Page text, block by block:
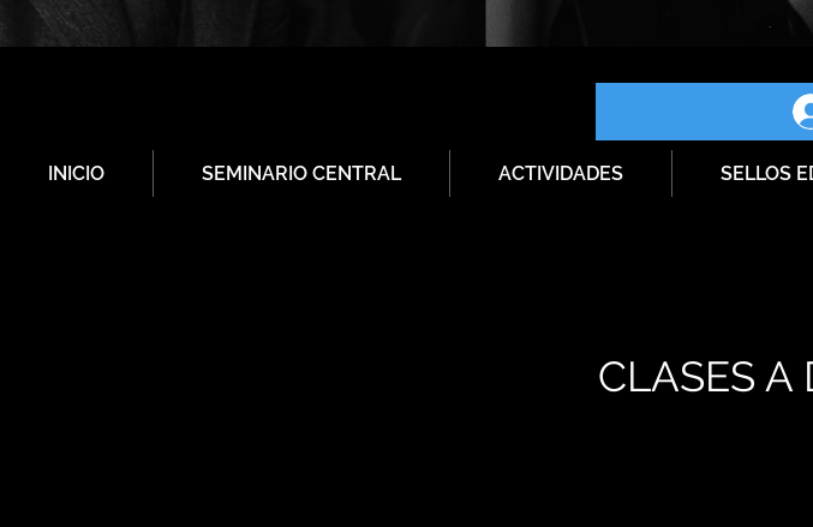
INICIO SEMINARIO CENTRAL ACTIVIDADES SELLOS
CLASES A